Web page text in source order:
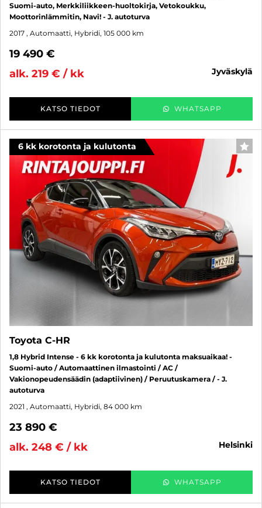
Suomi-auto, Merkkiliikkeen-huoltokirja, Vetokoukku,
Moottorinlämmitin, Navi! - J. autoturva
2017 , Automaatti, Hybridi, 105 000 km
19 490 €
alk. 219 € / kk
jyväskylä
KATSO TIEDOT WHATSAPP
6 kk korotonta ja kulutonta
Toyota C-HR
1,8 Hybrid Intense - 6 kk korotonta ja kulutonta maksuaikaa! -
Suomi-auto / Automaattinen ilmastointi / AC /
Vakionopeudensäädin (adaptiivinen) / Peruutuskamera / - J.
autoturva
2021 , Automaatti, Hybridi, 84 000 km
23 890 €
alk. 248 € / kk
helsinki
KATSO TIEDOT WHATSAPP